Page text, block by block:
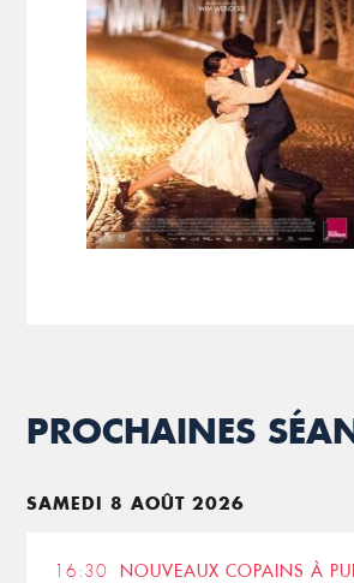
PROCHAINES
SAMEDI 8 AOÛT 2026
16:30 NOUVEAUX COPAINS À